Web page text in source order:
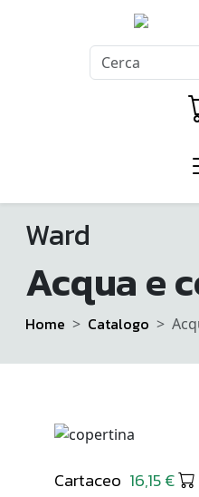
Ward
Acqua e
Home Catalogo
Cartaceo 16,15 €